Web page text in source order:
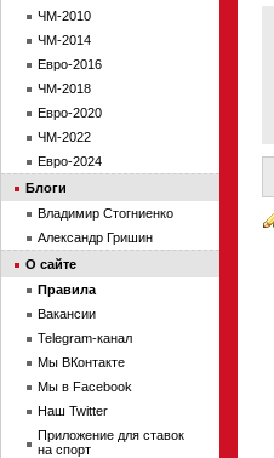
ЧМ-2010
ЧМ-2014
Евро-2016
ЧМ-2018
Евро-2020
ЧМ-2022
Евро-2024
Блоги
Владимир Стогниенко
Александр Гришин
О сайте
Правила
Вакансии
Telegram-канал
Мы ВКонтакте
Мы в Facebook
Наш Twitter
Приложение для ставок
на спорт